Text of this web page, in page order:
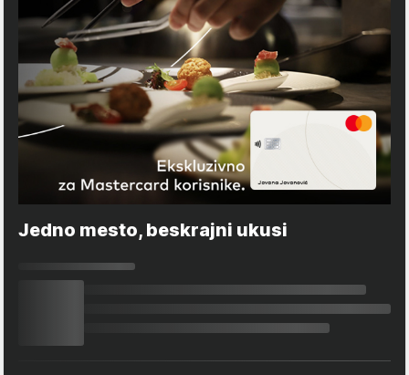
Jedno mesto, beskrajni ukusi